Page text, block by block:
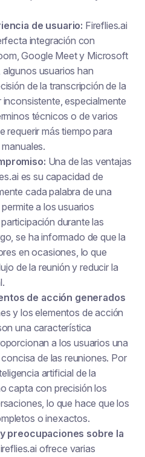
de usuario: Fireflies.ai
integración con
Google Meet y Microsoft
usuarios han
de la transcripción de la
especialmente
técnicos o de varios
requerir más tiempo para
Una de las ventajas
es su capacidad de
cada palabra de una
a los usuarios
durante las
se ha informado de que la
en ocasiones, lo que
de la reunión y reducir la
de acción generados
y los elementos de acción
una característica
a los usuarios una
de las reuniones. Por
artificial de la
capta con precisión los
lo que hace que los
o inexactos.
preocupaciones sobre la
ofrece varias